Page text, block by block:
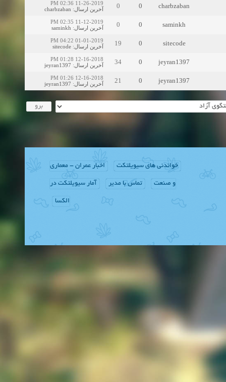
charbzaban
0
0
11-26-2019 02:36 PM
آخرین ارسال:
charbzaban
saminkh
0
0
11-12-2019 02:35 PM
آخرین ارسال:
saminkh
sitecode
0
19
01-01-2019 04:22 PM
آخرین ارسال:
sitecode
jeyran1397
0
34
12-16-2018 01:28 PM
آخرین ارسال:
jeyran1397
jeyran1397
0
21
12-16-2018 01:26 PM
آخرین ارسال:
jeyran1397
خواندنی های سیویلتکت اخبار عمران - معماری
و صنعت تماس با مدیر آمار سیویلتکت در
الکسا